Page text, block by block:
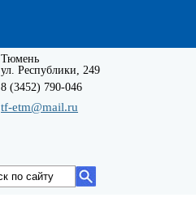
Тюмень
ул. Республики, 249
8 (3452) 790-046
tf-etm@mail.ru